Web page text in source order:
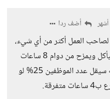
أضف ردا
العمل أكثر من أي شيء،
فلو أعطى لكل عامل ساعة ليأكل ويمزح من دوام 8 ساعات
فسيجد ثغرة في أوقات عمله سيقل عدد الموظفين 25% لو